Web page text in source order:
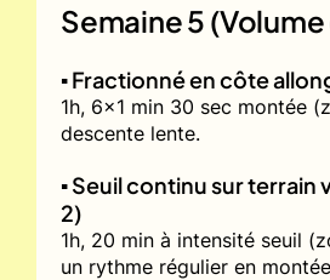
Semaine 5
▪️ Fractionné en côte
1h, 6x1 min 30 sec montée
descente lente.
▪️ Seuil continu sur terrain
2)
1h, 20 min à intensité seuil
un rythme régulier en